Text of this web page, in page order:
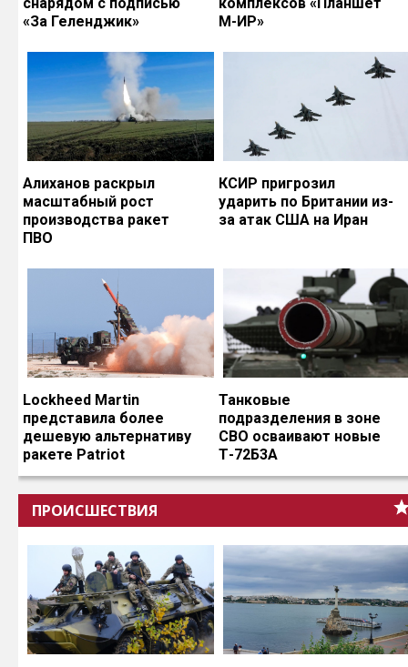
«За Геленджик»
М-ИР»
Алиханов раскрыл
масштабный рост
производства ракет
ПВО
КСИР пригрозил
ударить по Британии из-
за атак США на Иран
Lockheed Martin
представила более
дешевую альтернативу
ракете Patriot
Танковые
подразделения в зоне
СВО осваивают новые
Т-72Б3А
ПРОИСШЕСТВИЯ